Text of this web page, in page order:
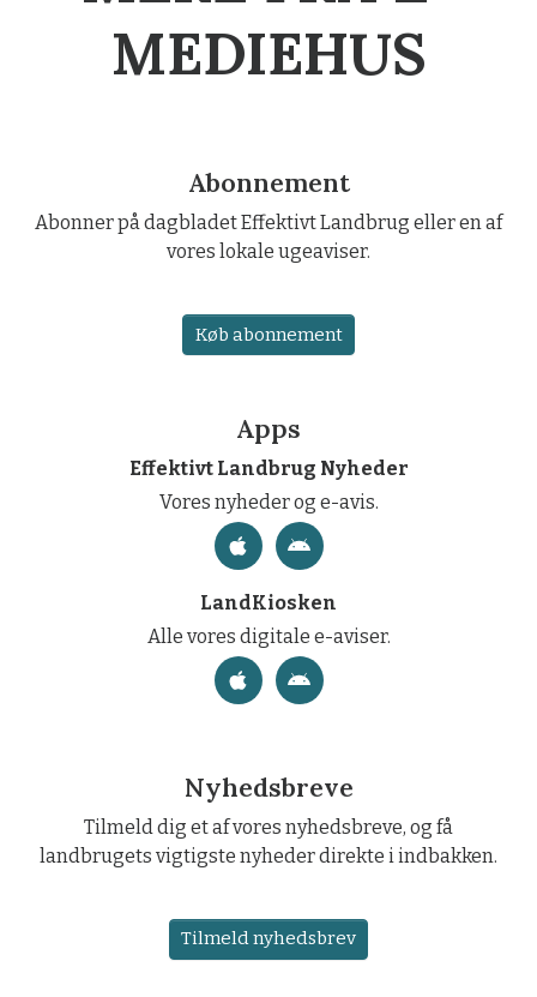
MEDIEHUS
Abonnement
Abonner på dagbladet Effektivt Landbrug eller en af
vores lokale ugeaviser.
Køb abonnement
Apps
Effektivt Landbrug Nyheder
Vores nyheder og e-avis.
LandKiosken
Alle vores digitale e-aviser.
Nyhedsbreve
Tilmeld dig et af vores nyhedsbreve, og få
landbrugets vigtigste nyheder direkte i indbakken.
Tilmeld nyhedsbrev